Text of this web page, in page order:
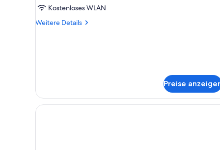
Kostenloses WLAN
Weitere Details
Weitere
Preise